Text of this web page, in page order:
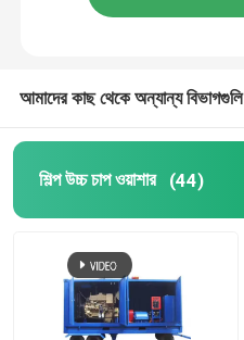
উচ্চ চাপ প্লাঞ্জার পাম্প
আমাদের কাছ থেকে অন্যান্য বিভাগগুলি
শিল্প উচ্চ চাপ ওয়াশার (44)